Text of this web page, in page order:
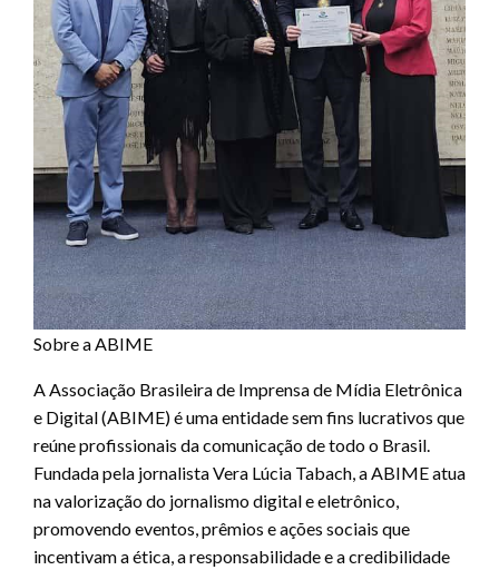
Sobre a ABIME
A Associação Brasileira de Imprensa de Mídia Eletrônica
e Digital (ABIME) é uma entidade sem fins lucrativos que
reúne profissionais da comunicação de todo o Brasil.
Fundada pela jornalista Vera Lúcia Tabach, a ABIME atua
na valorização do jornalismo digital e eletrônico,
promovendo eventos, prêmios e ações sociais que
incentivam a ética, a responsabilidade e a credibilidade